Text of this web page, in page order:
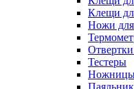
Клещи
Ножи для
Тестеры
Ножницы